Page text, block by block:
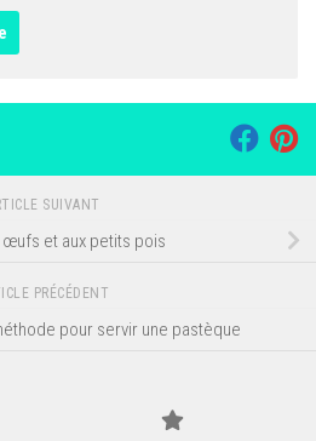
SUIVANT
œufs et aux petits pois
PRÉCÉDENT
pour servir une pastèque